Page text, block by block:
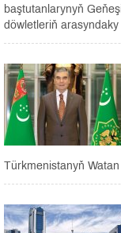
baştutanlarynyň
döwletleriň
Türkmenistanyň